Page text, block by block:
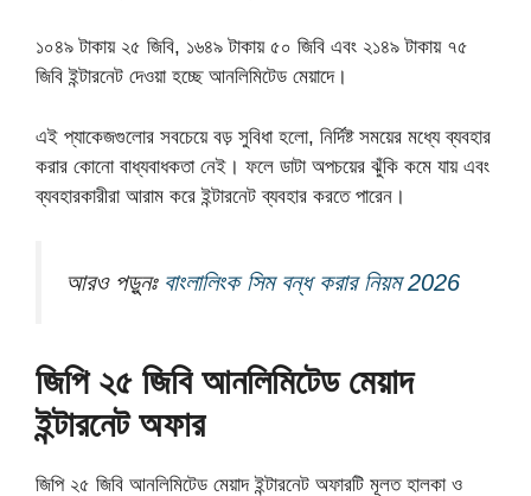
১০৪৯ টাকায় ২৫ জিবি, ১৬৪৯ টাকায় ৫০ জিবি এবং ২১৪৯ টাকায় ৭৫
জিবি ইন্টারনেট দেওয়া হচ্ছে আনলিমিটেড মেয়াদে।
এই প্যাকেজগুলোর সবচেয়ে বড় সুবিধা হলো, নির্দিষ্ট সময়ের মধ্যে ব্যবহার
করার কোনো বাধ্যবাধকতা নেই। ফলে ডাটা অপচয়ের ঝুঁকি কমে যায় এবং
ব্যবহারকারীরা আরাম করে ইন্টারনেট ব্যবহার করতে পারেন।
আরও পড়ুনঃ বাংলালিংক সিম বন্ধ করার নিয়ম 2026
জিপি ২৫ জিবি আনলিমিটেড মেয়াদ
ইন্টারনেট অফার
জিপি ২৫ জিবি আনলিমিটেড মেয়াদ ইন্টারনেট অফারটি মূলত হালকা ও